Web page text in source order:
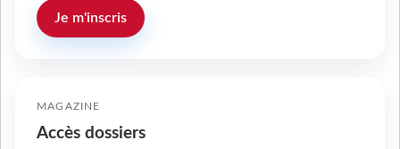
Je m'inscris
MAGAZINE
Accès dossiers